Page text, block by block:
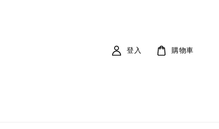
登入 購物車